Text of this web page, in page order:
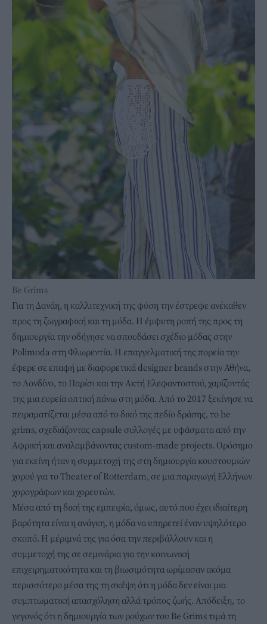
Be Grims
Για τη Δανάη, η καλλιτεχνική της φύση την έστρεφε ανέκαθεν
προς τη ζωγραφική και τη μόδα. Η έμφυτη ροπή της προς τη
δημιουργία την οδήγησε να σπουδάσει σχέδιο μόδας στην
Polimoda στη Φλωρεντία. Η επαγγελματική της πορεία την
έφερε σε επαφή με διαφορετικά designer brands στην Αθήνα,
το Λονδίνο, το Παρίσι και την Ακτή Ελεφαντοστού, χαρίζοντάς
της μια ευρεία οπτική πάνω στη μόδα. Από το 2017 ξεκίνησε να
πειραματίζεται μέσα από το δικό της πεδίο δράσης, το be
grims, σχεδιάζοντας capsule συλλογές με υφάσματα από την
Αφρική και αναλαμβάνοντας custom-made projects. Ορόσημο
για εκείνη ήταν η συμμετοχή της στη δημιουργία κουστουμιών
χορού για το Theater of Rotterdam, σε μια παραγωγή Ελλήνων
χορογράφων και χορευτών.
Μέσα από τη δική της εμπειρία, όμως, αυτό που έχει ιδιαίτερη
βαρύτητα είναι η ανάγκη, η μόδα να υπηρετεί έναν υψηλότερο
σκοπό. Η μέριμνά της για όσα την περιβάλλουν και η
συμμετοχή της σε σεμινάρια για την κοινωνική
επιχειρηματικότητα και τη βιωσιμότητα ωρίμασαν ακόμα
περισσότερο μέσα της τη σκέψη ότι η μόδα δεν είναι μια
συμπτωματική απασχόληση αλλά τρόπος ζωής. Απόδειξη, το
γεγονός ότι η δημιουργία των ρούχων του Be Grims τιμά τη